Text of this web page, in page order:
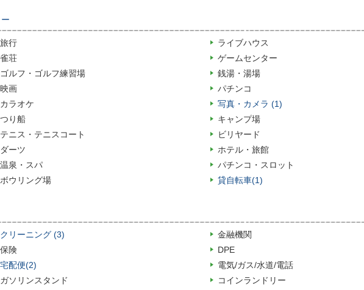
旅行
ライブハウス
雀荘
ゲームセンター
ゴルフ・ゴルフ練習場
銭湯・湯場
映画
パチンコ
カラオケ
写真・カメラ (1)
つり船
キャンプ場
テニス・テニスコート
ビリヤード
ダーツ
ホテル・旅館
温泉・スパ
パチンコ・スロット
ボウリング場
貸自転車(1)
クリーニング (3)
金融機関
保険
DPE
宅配便(2)
電気/ガス/水道/電話
ガソリンスタンド
コインランドリー